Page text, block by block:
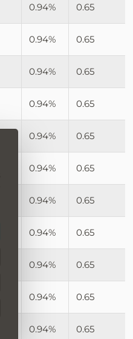
0.94% 0.65
0.94% 0.65
0.94% 0.65
0.94% 0.65
0.94% 0.65
0.94% 0.65
0.94% 0.65
0.94% 0.65
0.94% 0.65
0.94% 0.65
0.94% 0.65